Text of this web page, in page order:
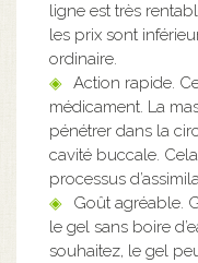
ligne est très
les prix sont
ordinaire.
Action rapide.
médicament. La
pénétrer dans la
cavité buccale.
processus
Goût agréable.
le gel sans boire
souhaitez, le gel